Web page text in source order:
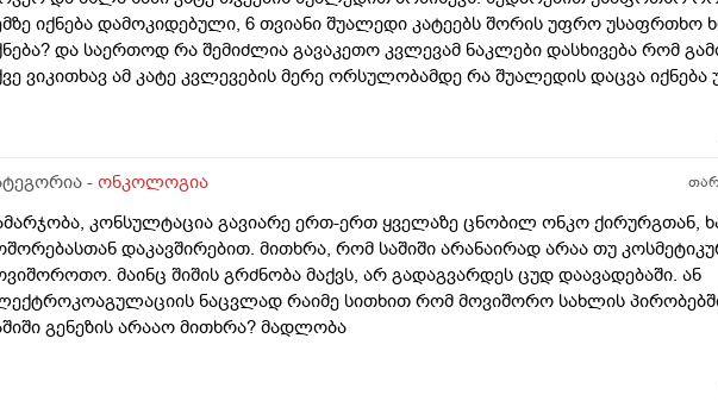
იქნება დამოკიდებული, 6 თვიანი შუალედი კატეებს შორის უფრო უსაფრთხო
და საერთოდ რა შემიძლია გავაკეთო კვლევამ ნაკლები დასხივება რომ
ვიკითხავ ამ კატე კვლევების მერე ორსულობამდე რა შუალედის დაცვა იქნება
- ონკოლოგია
კონსულტაცია გავიარე ერთ-ერთ ყველაზე ცნობილ ონკო ქირურგთან,
დაკავშირებით. მითხრა, რომ საშიში არანაირად არაა თუ
მაინც შიშის გრძნობა მაქვს, არ გადაგვარდეს ცუდ დაავადებაში. ან
ნაცვლად რაიმე სითხით რომ მოვიშორო სახლის
გენეზის არააო მითხრა? მადლობა